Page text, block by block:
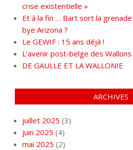
crise existentielle »
Et à la fin … Bart sort la
bye Arizona ?
Le GEWIF : 15 ans déjà !
L’avenir post-belge des
DE GAULLE ET LA WALLONIE
ARCHIVES
juillet 2025 (3)
juin 2025 (4)
mai 2025 (2)